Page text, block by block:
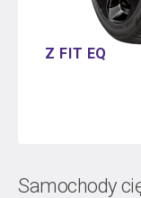
Z FIT EQ
Samochody